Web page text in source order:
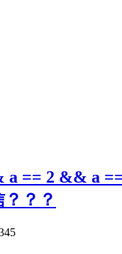
a == 2 && a
？？